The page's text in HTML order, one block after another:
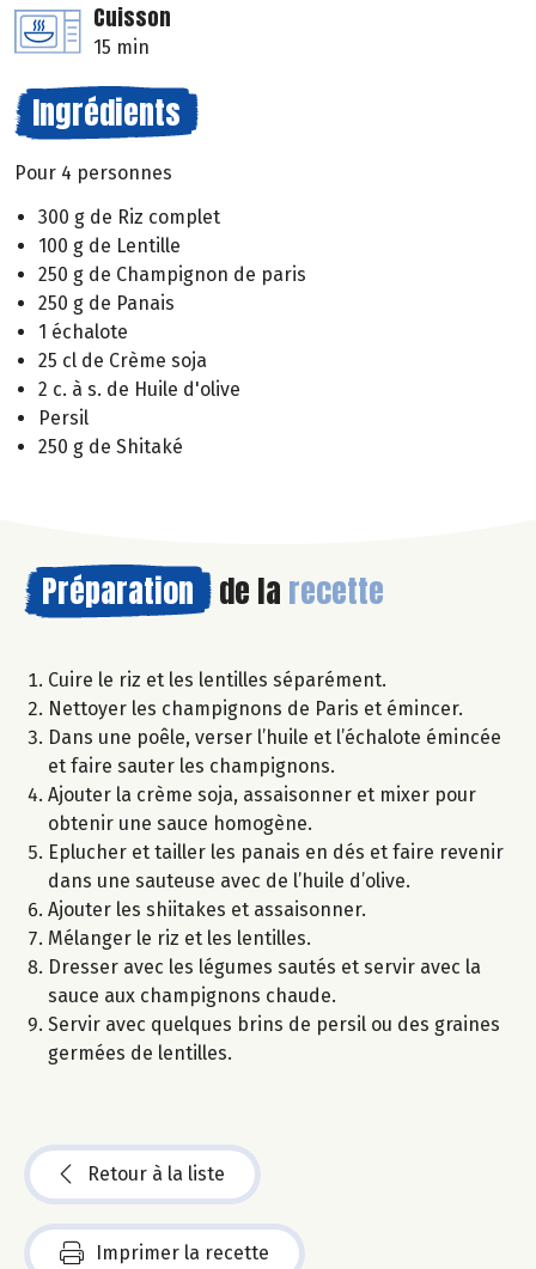
Cuisson
15 min
Ingrédients
Pour 4 personnes
300 g de Riz complet
100 g de Lentille
250 g de Champignon de paris
250 g de Panais
1 échalote
25 cl de Crème soja
2 c. à s. de Huile d'olive
Persil
250 g de Shitaké
Préparation de la recette
Cuire le riz et les lentilles séparément.
Nettoyer les champignons de Paris et émincer.
Dans une poêle, verser l’huile et l’échalote émincée
et faire sauter les champignons.
Ajouter la crème soja, assaisonner et mixer pour
obtenir une sauce homogène.
Eplucher et tailler les panais en dés et faire revenir
dans une sauteuse avec de l’huile d’olive.
Ajouter les shiitakes et assaisonner.
Mélanger le riz et les lentilles.
Dresser avec les légumes sautés et servir avec la
sauce aux champignons chaude.
Servir avec quelques brins de persil ou des graines
germées de lentilles.
Retour à la liste
Imprimer la recette